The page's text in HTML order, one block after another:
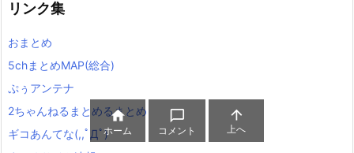
リンク集
おまとめ
5chまとめMAP(総合)
ぷぅアンテナ
2ちゃんねるまとめるまとめ
ギコあんてな(,,ﾟДﾟ)

ホーム

コメント

上へ